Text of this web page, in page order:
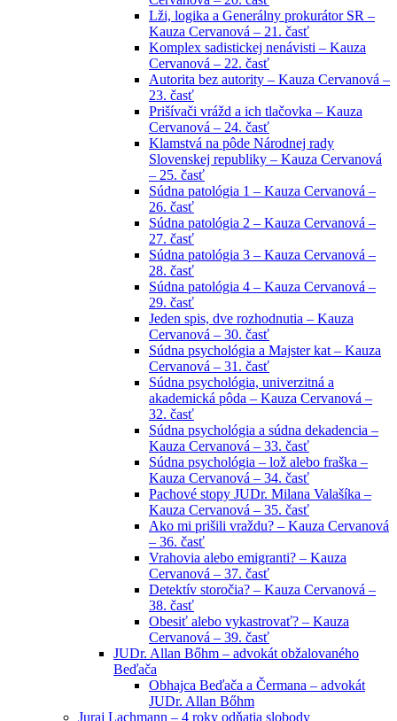
Lži, logika a Generálny prokurátor SR –
Kauza Cervanová – 21. časť
Komplex sadistickej nenávisti – Kauza
Cervanová – 22. časť
Autorita bez autority – Kauza Cervanová –
23. časť
Prišívači vrážd a ich tlačovka – Kauza
Cervanová – 24. časť
Klamstvá na pôde Národnej rady
Slovenskej republiky – Kauza Cervanová
– 25. časť
Súdna patológia 1 – Kauza Cervanová –
26. časť
Súdna patológia 2 – Kauza Cervanová –
27. časť
Súdna patológia 3 – Kauza Cervanová –
28. časť
Súdna patológia 4 – Kauza Cervanová –
29. časť
Jeden spis, dve rozhodnutia – Kauza
Cervanová – 30. časť
Súdna psychológia a Majster kat – Kauza
Cervanová – 31. časť
Súdna psychológia, univerzitná a
akademická pôda – Kauza Cervanová –
32. časť
Súdna psychológia a súdna dekadencia –
Kauza Cervanová – 33. časť
Súdna psychológia – lož alebo fraška –
Kauza Cervanová – 34. časť
Pachové stopy JUDr. Milana Valašíka –
Kauza Cervanová – 35. časť
Ako mi prišili vraždu? – Kauza Cervanová
– 36. časť
Vrahovia alebo emigranti? – Kauza
Cervanová – 37. časť
Detektív storočia? – Kauza Cervanová –
38. časť
Obesiť alebo vykastrovať? – Kauza
Cervanová – 39. časť
JUDr. Allan Bőhm – advokát obžalovaného
Beďača
Obhajca Beďača a Čermana – advokát
JUDr. Allan Bőhm
Juraj Lachmann – 4 roky odňatia slobody